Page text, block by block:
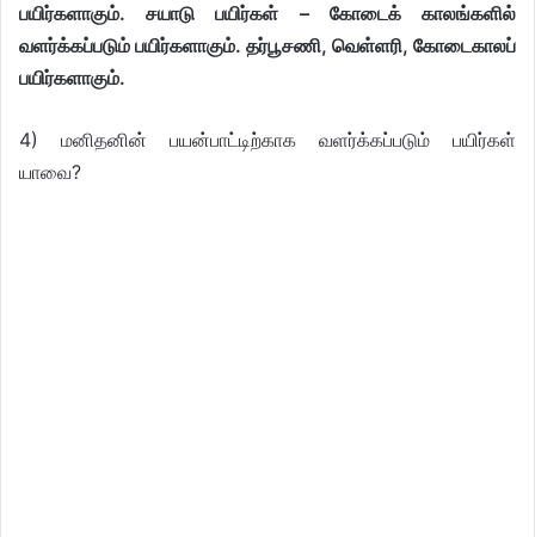
பயிர்களாகும். சயாடு பயிர்கள் – கோடைக் காலங்களில்
வளர்க்கப்படும் பயிர்களாகும். தர்பூசணி, வெள்ளரி, கோடைகாலப்
பயிர்களாகும்.
4) மனிதனின் பயன்பாட்டிற்காக வளர்க்கப்படும் பயிர்கள்
யாவை?